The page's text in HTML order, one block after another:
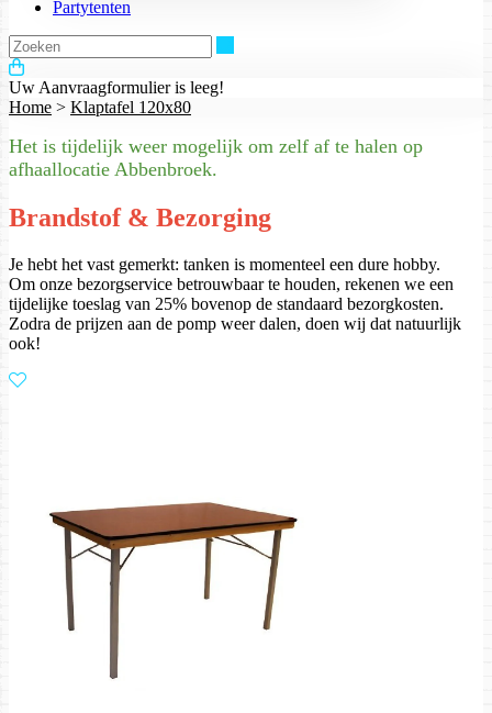
Partytenten
Uw Aanvraagformulier is leeg!
Home > Klaptafel 120x80
Het is tijdelijk weer mogelijk om zelf af te halen op
afhaallocatie Abbenbroek.
Brandstof & Bezorging
Je hebt het vast gemerkt: tanken is momenteel een dure hobby.
Om onze bezorgservice betrouwbaar te houden, rekenen we een
tijdelijke toeslag van 25% bovenop de standaard bezorgkosten.
Zodra de prijzen aan de pomp weer dalen, doen wij dat natuurlijk
ook!